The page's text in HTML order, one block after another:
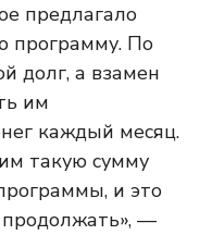
предлагало
программу. По
долг, а взамен
им
каждый месяц.
такую ​​сумму
и это
—